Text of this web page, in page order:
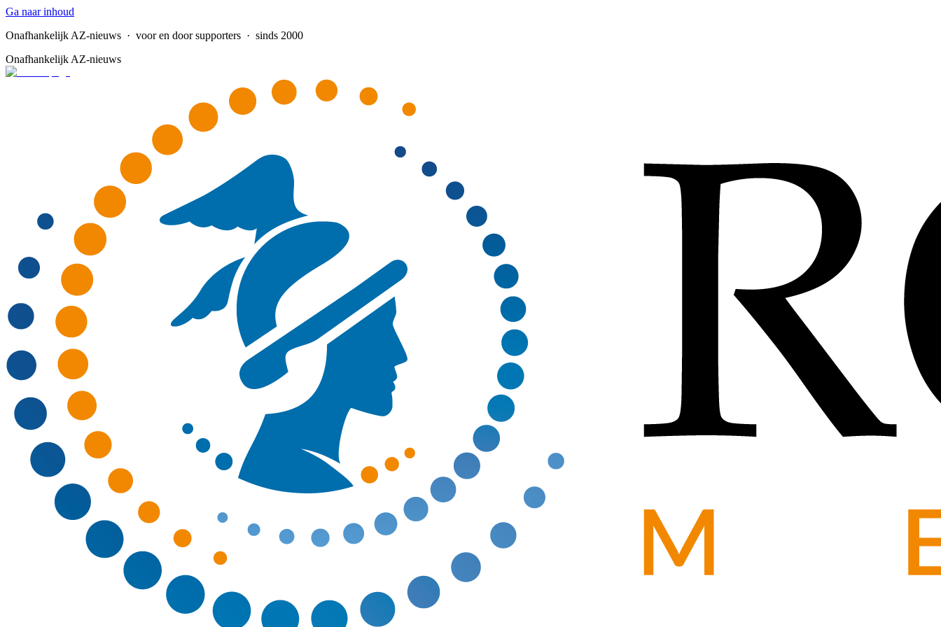
Ga naar inhoud
Onafhankelijk AZ-nieuws · voor en door supporters · sinds 2000
Onafhankelijk AZ-nieuws